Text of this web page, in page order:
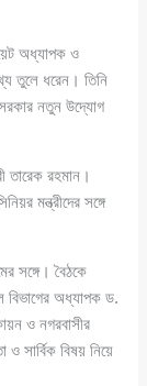
অধ্যাপক ও
তুলে ধরেন। তিনি
নতুন উদ্যোগ
তারেক রহমান।
মন্ত্রীদের সঙ্গে
সঙ্গে। বৈঠকে
বিভাগের অধ্যাপক ড.
ও নগরবাসীর
সার্বিক বিষয় নিয়ে